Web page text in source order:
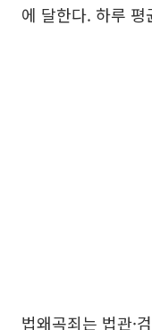
에 달한다. 하루 평
법왜곡죄는 법관·